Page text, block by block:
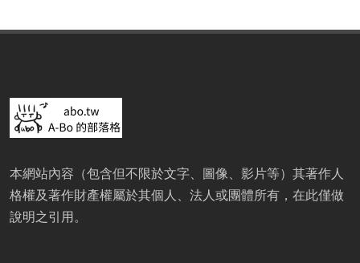
本網站內容（包含但不限於文字、圖像、影片等）其著作人
格權及著作財產權屬於其個人、法人或團體所有，在此僅做
說明之引用。